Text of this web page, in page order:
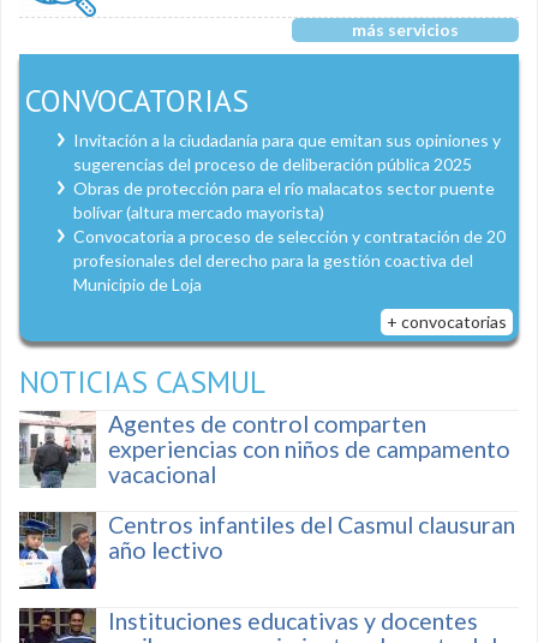
más servicios
CONVOCATORIAS
Invitación a la ciudadanía para que emitan sus opiniones y
sugerencias del proceso de deliberación pública 2025
Obras de protección para el río malacatos sector puente
bolívar (altura mercado mayorista)
Convocatoria a proceso de selección y contratación de 20
profesionales del derecho para la gestión coactiva del
Municipio de Loja
+ convocatorias
NOTICIAS CASMUL
Agentes de control comparten
experiencias con niños de campamento
vacacional
Centros infantiles del Casmul clausuran
año lectivo
Instituciones educativas y docentes